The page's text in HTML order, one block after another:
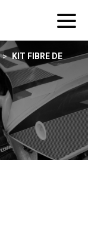
> KIT FIBRE DE